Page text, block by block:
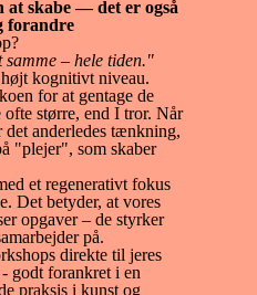
skabe — det er også
forandre
samme – hele tiden."
kognitivt niveau.
for at gentage de
ofte større, end I tror. Når
det anderledes tænkning,
"plejer", som skaber
et regenerativt fokus
Det betyder, at vores
opgaver – de styrker
på.
direkte til jeres
godt forankret i en
praksis i kunst og